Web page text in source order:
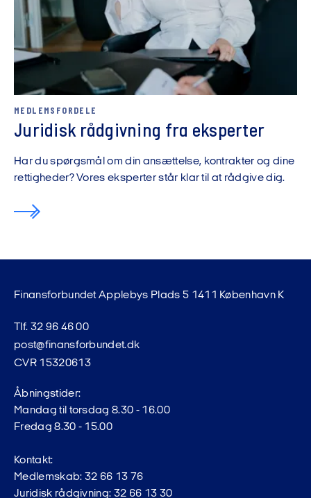
MEDLEMSFORDELE
Juridisk rådgivning fra eksperter
Har du spørgsmål om din ansættelse, kontrakter og dine
rettigheder? Vores eksperter står klar til at rådgive dig.
Finansforbundet Applebys Plads 5 1411 København K
Tlf. 32 96 46 00
post@finansforbundet.dk
CVR 15320613
Åbningstider:
Mandag til torsdag 8.30 - 16.00
Fredag 8.30 - 15.00
Kontakt:
Medlemskab: 32 66 13 76
Juridisk rådgivning: 32 66 13 30